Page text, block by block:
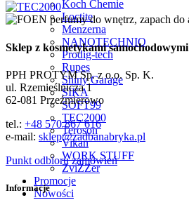
Koch Chemie
Loctite
Menzerna
NANOTECHNIQ
Prodig-tech
Rupes
Shiny Garage
SIKA
SOFT99
TEC2000
Teroson
Vikan
WORK STUFF
ZviZZer
Promocje
Nowości
Sklep z kosmetykami samochodowymi
PPH PROTYM Sp. z o.o. Sp. K.
ul. Rzemieślnicza 1
62-081 Przeźmierowo
tel.: +48 570 867 616
e-mail: sklep@zadbanabryka.pl
Punkt odbioru zamówień
Informacje